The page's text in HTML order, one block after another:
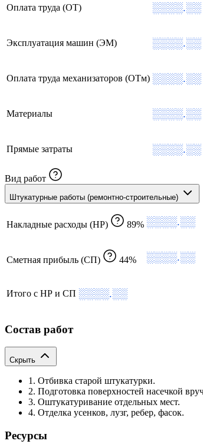
Оплата труда (ОТ) ░░░░.░░
Эксплуатация машин (ЭМ) ░░░░.░░
Оплата труда механизаторов (ОТм) ░░░░.░░
Материалы ░░░░.░░
Прямые затраты ░░░░.░░
Вид работ
Штукатурные работы (ремонтно-строительные)
Накладные расходы (НР) 89% ░░░░.░░
Сметная прибыль (СП) 44% ░░░░.░░
Итого с НР и СП ░░░░.░░
Состав работ
Скрыть
1. Отбивка старой штукатурки.
2. Подготовка поверхностей насечкой
3. Оштукатуривание отдельных мест.
4. Отделка усенков, лузг, ребер, фасок.
Ресурсы